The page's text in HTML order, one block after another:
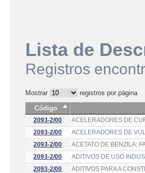
Lista de
Registros
Mostrar
registros por página
Código
2093-2/00
ACELERADORES DE
2093-2/00
ACELERADORES DE
2093-2/00
ACETATO DE BENZILA;
2093-2/00
ADITIVOS DE USO
2093-2/00
ADITIVOS PARA A